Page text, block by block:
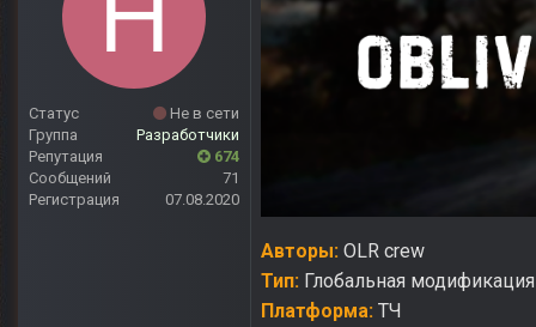
Статус
Не в сети
Группа
Разработчики
Репутация
674
Сообщений
71
Регистрация
07.08.2020
Авторы: OLR crew
Тип: Глобальная модификация
Платформа: ТЧ